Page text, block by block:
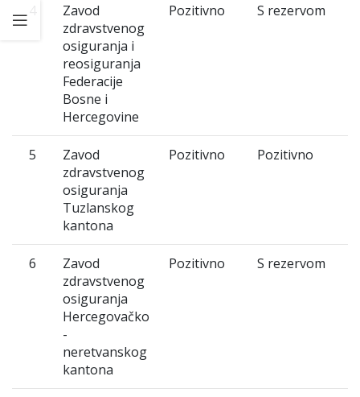
Zavod
zdravstvenog
osiguranja i
reosiguranja
Federacije
Bosne i
Hercegovine
Pozitivno S rezervom
5
Zavod
zdravstvenog
osiguranja
Tuzlanskog
kantona
Pozitivno Pozitivno
6
Zavod
zdravstvenog
osiguranja
Hercegovačko
-
neretvanskog
kantona
Pozitivno S rezervom